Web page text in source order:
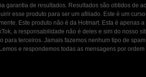
garantia de resultados. Resultados são obtidos de
esse produto para ser um afiliado. Este é um
Este produto não é da Hotmart. Esta é apenas
a responsabilidade não é deles e sim do nosso
terceiros. Jamais fazemos nenhum tipo de
e respondemos todas as mensagens por ordem